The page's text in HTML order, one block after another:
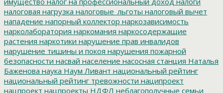
налоговая нагрузка налоговые_льготы налоговый вычет
нападение напорный коллектор наркозависимость
нарколаборатория наркомания наркосодержащие
растения наркотики нарушение прав инвалидов
нарушение тишины и покоя нарушения пожарной
безопасности насвай население насосная станция Наталья
Баженова наука Наум Ливант национальный рейтинг
национальный рейтинг тревожности наципроект
нацпроект нацпроекты НДФЛ неблагополучные семьи